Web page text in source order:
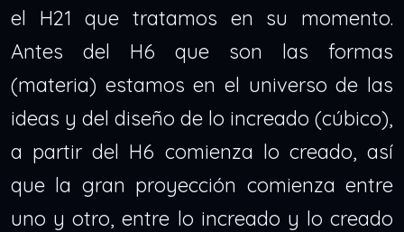
el H21 que tratamos en su momento.
Antes del H6 que son las formas
(materia) estamos en el universo de las
ideas y del diseño de lo increado (cúbico),
a partir del H6 comienza lo creado, así
que la gran proyección comienza entre
uno y otro, entre lo increado y lo creado